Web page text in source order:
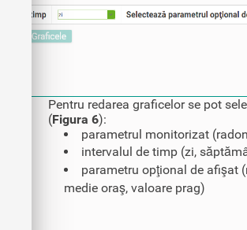
Pentru redarea graficelor se pot
(Figura 6):
parametrul monitorizat
intervalul de timp (zi,
parametru opţional de afişat
medie oraş, valoare prag)